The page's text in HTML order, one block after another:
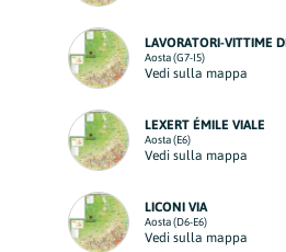
LAVORATORI-VITTIME
Aosta (G7-I5)
Vedi sulla mappa
LEXERT ÉMILE VIALE
Aosta (E6)
Vedi sulla mappa
LICONI VIA
Aosta (D6-E6)
Vedi sulla mappa